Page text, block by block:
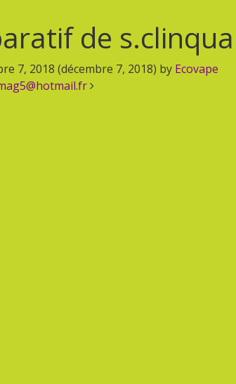
de
7, 2018 (décembre 7, 2018) by Ecovape